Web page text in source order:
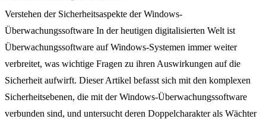
Verstehen der Sicherheitsaspekte der Windows-
Überwachungssoftware In der heutigen digitalisierten Welt ist
Überwachungssoftware auf Windows-Systemen immer weiter
verbreitet, was wichtige Fragen zu ihren Auswirkungen auf die
Sicherheit aufwirft. Dieser Artikel befasst sich mit den komplexen
Sicherheitsebenen, die mit der Windows-Überwachungssoftware
verbunden sind, und untersucht deren Doppelcharakter als Wächter